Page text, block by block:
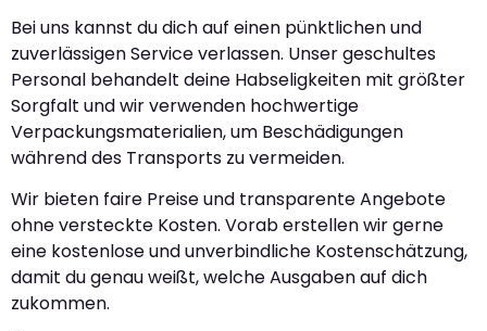
Bei uns kannst du dich auf einen pünktlichen und
zuverlässigen Service verlassen. Unser geschultes
Personal behandelt deine Habseligkeiten mit größter
Sorgfalt und wir verwenden hochwertige
Verpackungsmaterialien, um Beschädigungen
während des Transports zu vermeiden.
Wir bieten faire Preise und transparente Angebote
ohne versteckte Kosten. Vorab erstellen wir gerne
eine kostenlose und unverbindliche Kostenschätzung,
damit du genau weißt, welche Ausgaben auf dich
zukommen.